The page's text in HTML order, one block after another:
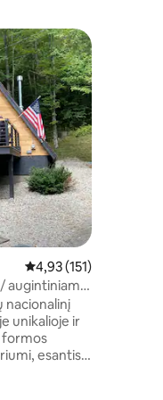
102
Vidutinis įvertinimas:
4,93 (151)
augintiniams
nacionalinį
unikalioje ir
formos
esantis